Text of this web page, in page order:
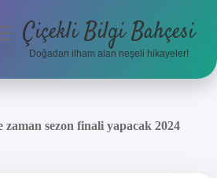
Çiçekli Bilgi Bahçesi
Doğadan ilham alan neşeli hikayeler!
zaman sezon finali yapacak 2024